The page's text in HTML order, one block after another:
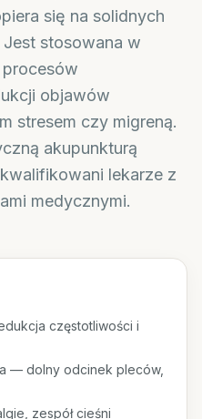
się na solidnych
stosowana w
objawów
stresem czy migreną.
akupunkturą
lekarze z
medycznymi.
częstotliwości i
— dolny odcinek pleców,
zespół cieśni